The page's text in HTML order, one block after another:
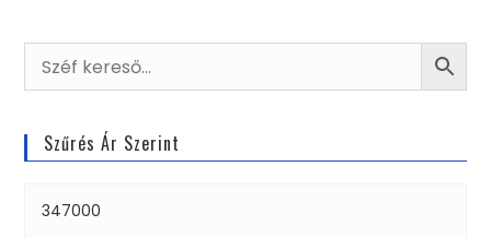
Szűrés Ár Szerint